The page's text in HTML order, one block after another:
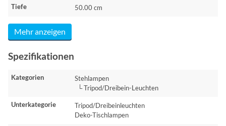
Tiefe 50.00 cm
Mehr anzeigen
Spezifikationen
Kategorien
Stehlampen
└ Tripod/Dreibein-Leuchten
Unterkategorie
Tripod/Dreibeinleuchten
Deko-Tischlampen